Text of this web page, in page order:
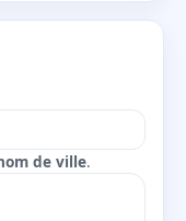
de ville.